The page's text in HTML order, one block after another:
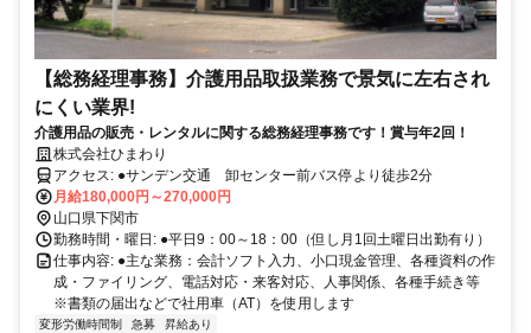
【総務経理事務】介護用品取扱業務で景気に左右され
にくい業界!
介護用品の販売・レンタルに関する総務経理事務です！賞与年2回！
株式会社ひまわり
アクセス: ●サンデン交通 卸センター前バス停より徒歩2分
月給180,000円～270,000円
山口県下関市
勤務時間・曜日: ●平日9：00～18：00（但し月1回土曜日出勤有り）
仕事内容: ●主な業務：会計ソフト入力、小口現金管理、各種資料の作
成・ファイリング、電話対応・来客対応、人事関係、各種手続き等
※書類の届出などで社用車（AT）を使用します
変形労働時間制 急募 昇給あり